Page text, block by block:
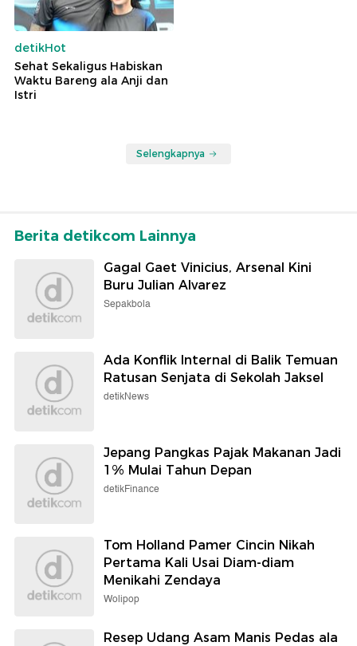
detikHot
Sehat Sekaligus Habiskan
Waktu Bareng ala Anji dan
Istri
Selengkapnya
Berita detikcom Lainnya
Gagal Gaet Vinicius, Arsenal Kini
Buru Julian Alvarez
Sepakbola
Ada Konflik Internal di Balik Temuan
Ratusan Senjata di Sekolah Jaksel
detikNews
Jepang Pangkas Pajak Makanan Jadi
1% Mulai Tahun Depan
detikFinance
Tom Holland Pamer Cincin Nikah
Pertama Kali Usai Diam-diam
Menikahi Zendaya
Wolipop
Resep Udang Asam Manis Pedas ala